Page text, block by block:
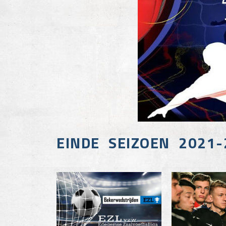
EINDE SEIZOEN